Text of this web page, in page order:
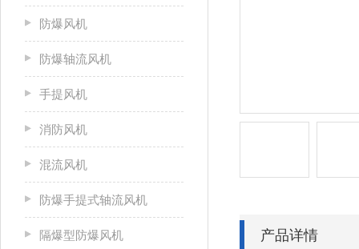
防爆风机
防爆轴流风机
手提风机
消防风机
混流风机
防爆手提式轴流风机
隔爆型防爆风机 产品详情